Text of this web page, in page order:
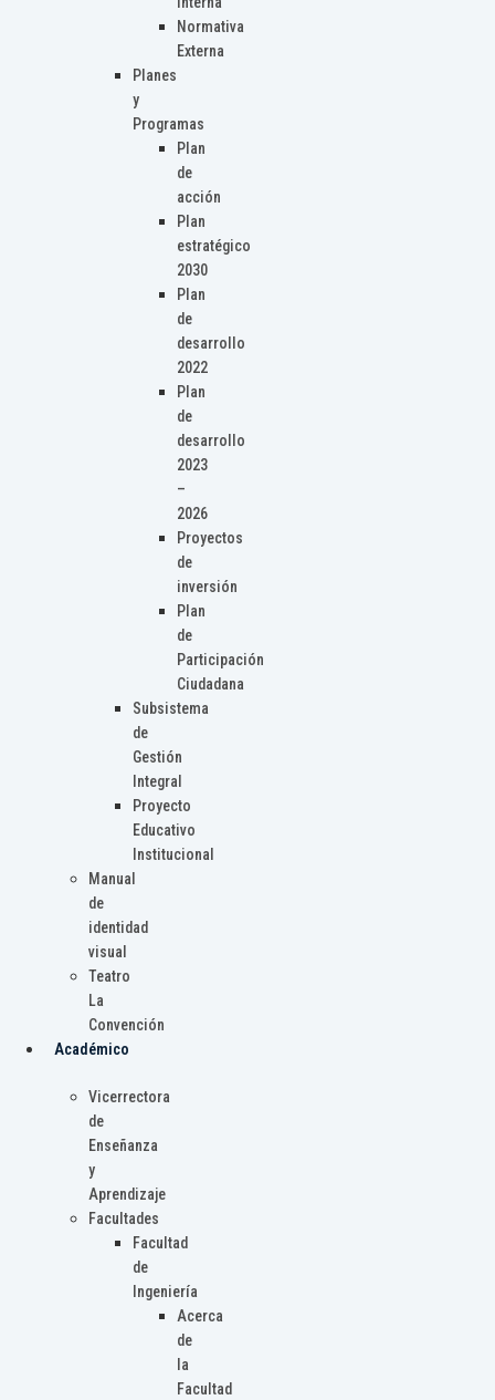
Normativa
Externa
Planes
y
Programas
Plan
de
acción
Plan
estratégico
2030
Plan
de
desarrollo
2022
Plan
de
desarrollo
2023
–
2026
Proyectos
de
inversión
Plan
de
Participación
Ciudadana
Subsistema
de
Gestión
Integral
Proyecto
Educativo
Institucional
Manual
de
identidad
visual
Teatro
La
Convención
Académico
Vicerrectora
de
Enseñanza
y
Aprendizaje
Facultades
Facultad
de
Ingeniería
Acerca
de
la
Facultad